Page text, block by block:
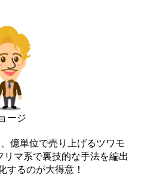
ージ
億単位で売り上げるツワモ
マ系で裏技的な手法を編出
するのが大得意！